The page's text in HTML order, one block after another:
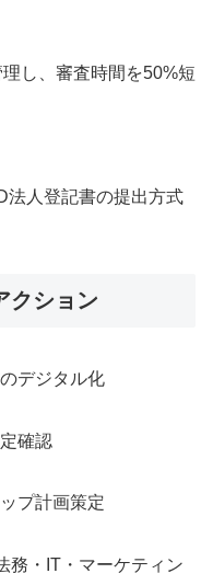
し、審査時間を50%短
法人登記書の提出方式
クション
デジタル化
確認
プ計画策定
務・IT・マーケティン